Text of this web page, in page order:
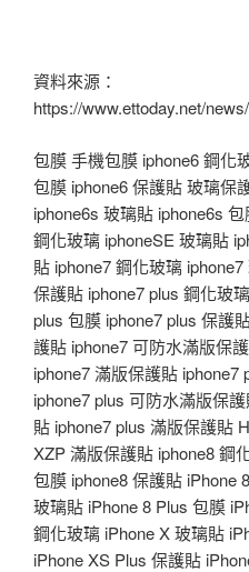
資料來源：
https://www.ettoday.net/
包膜 手機包膜 iphone6 鋼化
包膜 iphone6 保護貼 玻璃保
iphone6s 玻璃貼 iphone6s
鋼化玻璃 iphoneSE 玻璃貼
貼 iphone7 鋼化玻璃
保護貼 iphone7 plus 鋼化玻
plus 包膜 iphone7 plus 保護
護貼 iphone7 可防水滿版保
iphone7 滿版保護貼
iphone7 plus 可防水滿版保
貼 iphone7 plus 滿版保護貼
XZP 滿版保護貼 iphone8 鋼
包膜 iphone8 保護貼 iPhone
玻璃貼 iPhone 8 Plus 包膜
鋼化玻璃 iPhone X 玻璃貼
iPhone XS Plus 保護貼